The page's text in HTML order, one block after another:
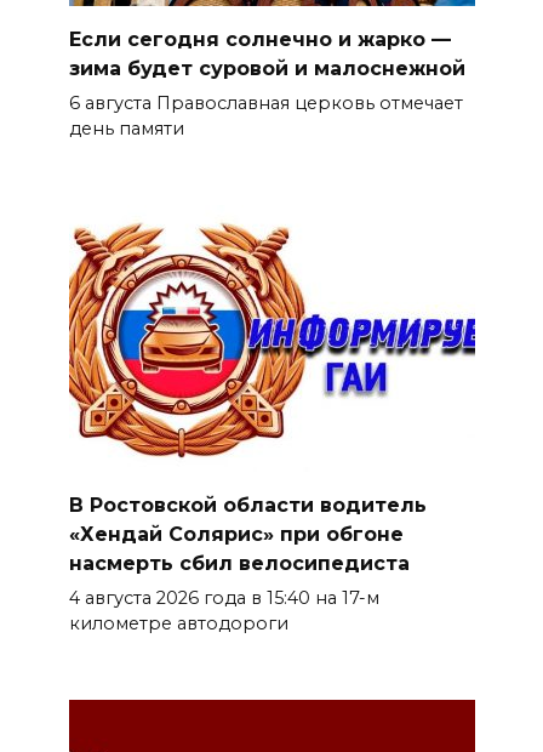
Если сегодня солнечно и жарко —
зима будет суровой и малоснежной
6 августа Православная церковь отмечает
день памяти
В Ростовской области водитель
«Хендай Солярис» при обгоне
насмерть сбил велосипедиста
4 августа 2026 года в 15:40 на 17-м
километре автодороги